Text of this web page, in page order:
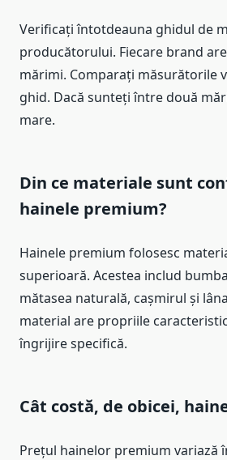
Verificați întotdeauna ghidul de
producătorului. Fiecare brand
mărimi. Comparați măsurătorile
ghid. Dacă sunteți între două
mare.
Din ce materiale sunt
hainele premium?
Hainele premium folosesc
superioară. Acestea includ
mătasea naturală, cașmirul și
material are propriile
îngrijire specifică.
Cât costă, de obicei,
Prețul hainelor premium variază